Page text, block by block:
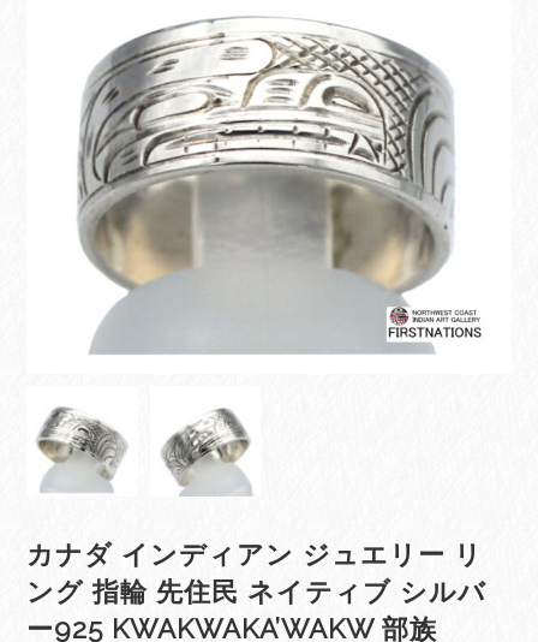
カナダ インディアン ジュエリー リ
ング 指輪 先住民 ネイティブ シルバ
ー925 KWAKWAKA’WAKW 部族